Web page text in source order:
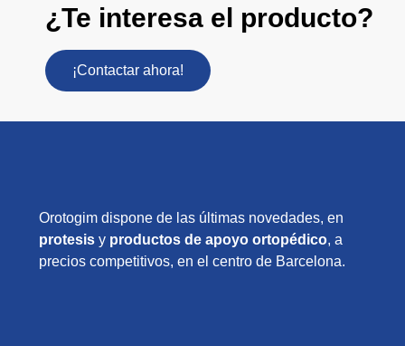
¿Te interesa el producto?
¡Contactar ahora!
Orotogim dispone de las últimas novedades, en
protesis y productos de apoyo ortopédico, a
precios competitivos, en el centro de Barcelona.